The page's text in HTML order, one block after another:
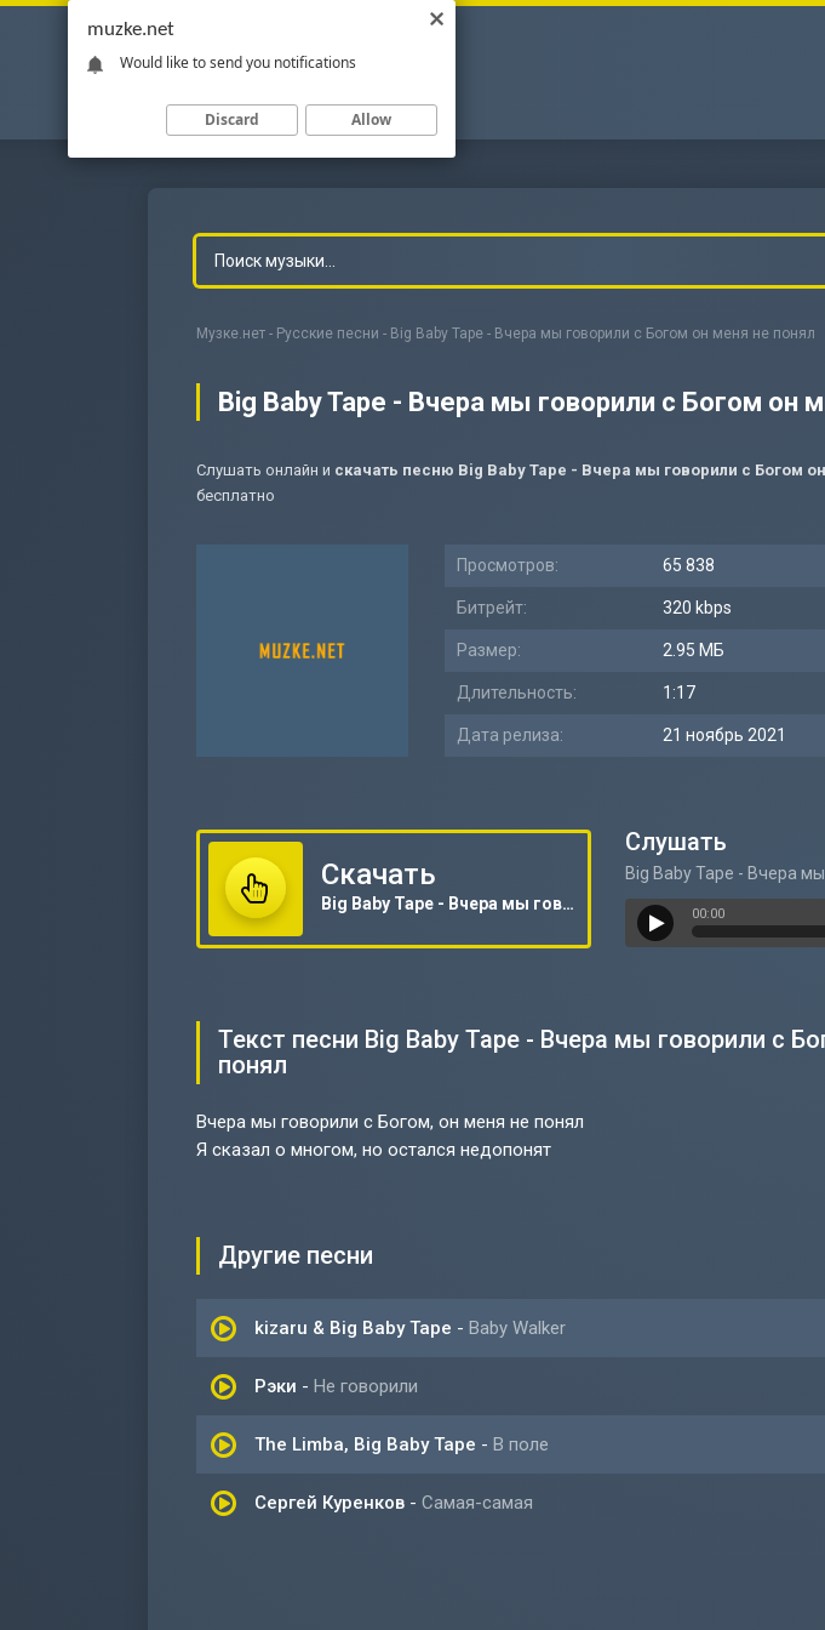
Музке.нет - Русские песни - Big Baby Tape - Вчера мы говорили с Богом он меня не понял
Big Baby Tape - Вчера мы говорили с Богом он
Слушать онлайн и скачать песню Big Baby Tape - Вчера мы говорили с Богом
бесплатно
Просмотров: 65 838
Битрейт: 320 kbps
Размер: 2.95 МБ
Длительность: 1:17
Дата релиза: 21 ноябрь 2021
Скачать
Big Baby Tape - Вчера мы говорили с Богом он меня не понял
Слушать
00:00
Текст песни Big Baby Tape - Вчера мы говорили с
понял
Вчера мы говорили с Богом, он меня не понял
Я сказал о многом, но остался недопонят
Другие песни
​kizaru & Big Baby Tape - Baby Walker
Рэки - Не говорили
The Limba, Big Baby Tape - В поле
Сергей Куренков - Самая-самая
muzke.net
Would like to send you notifications
Discard Allow